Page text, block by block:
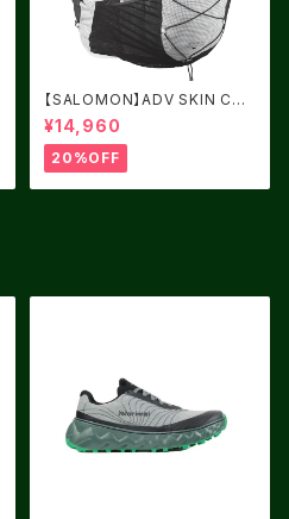
【SALOMON】ADV SKIN CRO
¥14,960
20%OFF